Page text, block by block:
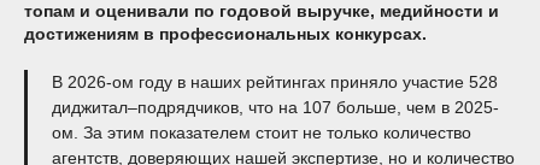
топам и оценивали по годовой выручке, медийности и
достижениям в профессиональных конкурсах.
В 2026-ом году в наших рейтингах приняло участие 528
диджитал–подрядчиков, что на 107 больше, чем в 2025-
ом. За этим показателем стоит не только количество
агентств, доверяющих нашей экспертизе, но и количество